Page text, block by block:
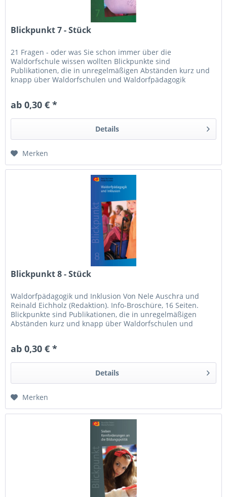
Blickpunkt 7 - Stück
21 Fragen - oder was Sie schon immer über die
Waldorfschule wissen wollten Blickpunkte sind
Publikationen, die in unregelmäßigen Abständen kurz und
knapp über Waldorfschulen und Waldorfpädagogik
ab 0,30 € *
Details
Merken
Blickpunkt 8 - Stück
Waldorfpädagogik und Inklusion Von Nele Auschra und
Reinald Eichholz (Redaktion). Info-Broschüre, 16 Seiten.
Blickpunkte sind Publikationen, die in unregelmäßigen
Abständen kurz und knapp über Waldorfschulen und
ab 0,30 € *
Details
Merken